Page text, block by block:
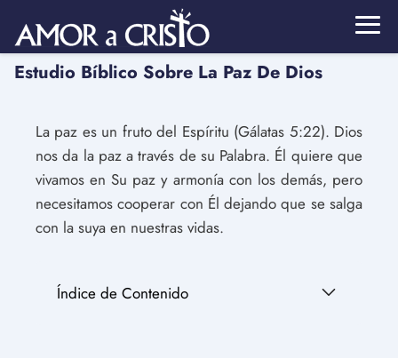
Estudio Bíblico Sobre La Paz De Dios
La paz es un fruto del Espíritu (Gálatas 5:22). Dios
nos da la paz a través de su Palabra. Él quiere que
vivamos en Su paz y armonía con los demás, pero
necesitamos cooperar con Él dejando que se salga
con la suya en nuestras vidas.
Índice de Contenido